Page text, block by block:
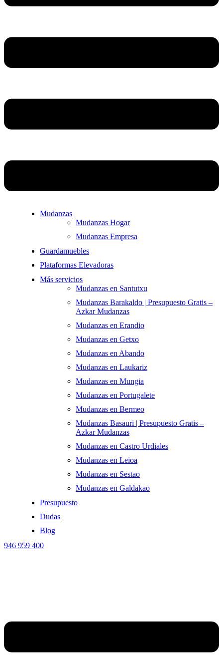
Mudanzas
Mudanzas Hogar
Mudanzas Empresa
Guardamuebles
Plataformas Elevadoras
Más servicios
Mudanzas en Santutxu
Mudanzas Barakaldo | Presupuesto Gratis –
Azkar Mudanzas
Mudanzas en Erandio
Mudanzas en Getxo
Mudanzas en Abando
Mudanzas en Laukariz
Mudanzas en Mungia
Mudanzas en Portugalete
Mudanzas en Bermeo
Mudanzas Basauri | Presupuesto Gratis –
Azkar Mudanzas
Mudanzas en Castro Urdiales
Mudanzas en Leioa
Mudanzas en Sestao
Mudanzas en Galdakao
Presupuesto
Dudas
Blog
946 959 400